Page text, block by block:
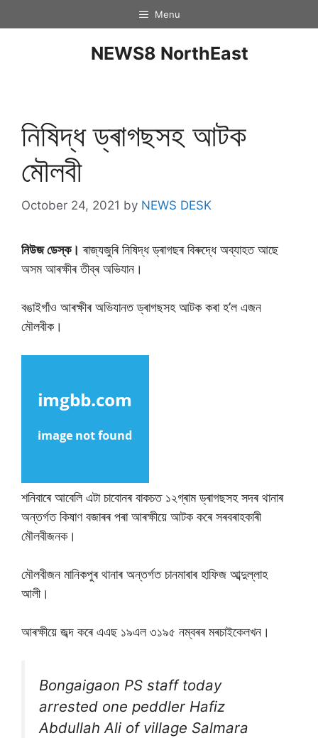
Menu
NEWS8 NorthEast
নিষিদ্ধ ড্ৰাগছসহ আটক
মৌলবী
October 24, 2021 by NEWS DESK
নিউজ ডেস্ক। ৰাজ্যজুৰি নিষিদ্ধ ড্ৰাগছৰ বিৰুদ্ধে অব্যাহত আছে
অসম আৰক্ষীৰ তীব্ৰ অভিযান।
বঙাইগাঁও আৰক্ষীৰ অভিযানত ড্ৰাগছসহ আটক কৰা হ’ল এজন
মৌলবীক।
শনিবাৰে আবেলি এটা চাবোনৰ বাকচত ১২গ্ৰাম ড্ৰাগছসহ সদৰ থানাৰ
অন্তৰ্গত কিষাণ বজাৰৰ পৰা আৰক্ষীয়ে আটক কৰে সৰবৰাহকাৰী
মৌলবীজনক।
মৌলবীজন মানিকপুৰ থানাৰ অন্তৰ্গত চানমাৰাৰ হাফিজ আব্দুল্লাহ
আলী।
আৰক্ষীয়ে জব্দ কৰে এএছ ১৯এল ৩১৯৫ নম্বৰৰ মৰচাইকেলখন।
Bongaigaon PS staff today
arrested one peddler Hafiz
Abdullah Ali of village Salmara